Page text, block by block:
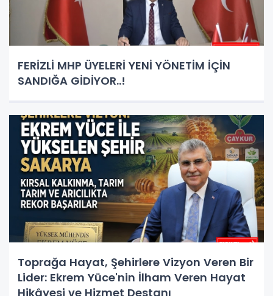
FERİZLİ MHP ÜYELERİ YENİ YÖNETİM İÇİN
SANDIĞA GİDİYOR..!
Toprağa Hayat, Şehirlere Vizyon Veren Bir
Lider: Ekrem Yüce'nin İlham Veren Hayat
Hikâyesi ve Hizmet Destanı